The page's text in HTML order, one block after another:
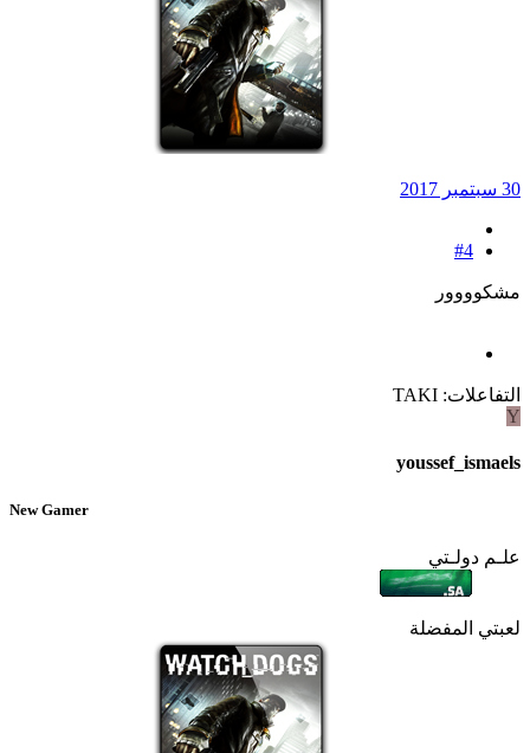
30 سبتمبر 2017
#4
مشكوووور
التفاعلات: TAKI
Y
youssef_ismaels
New Gamer
علـم دولـتي
لعبتي المفضلة